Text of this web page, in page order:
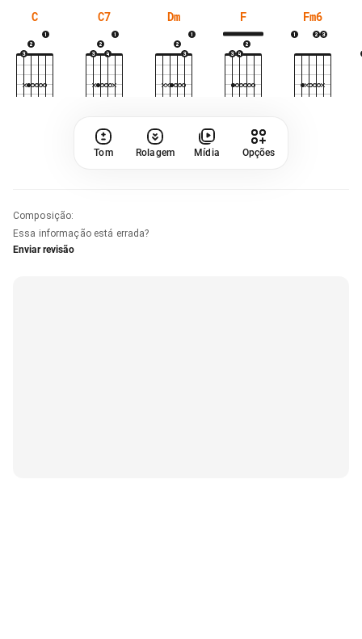
C C7 Dm F Fm6
Tom Rolagem Mídia Opções
Composição:
Essa informação está errada?
Enviar revisão